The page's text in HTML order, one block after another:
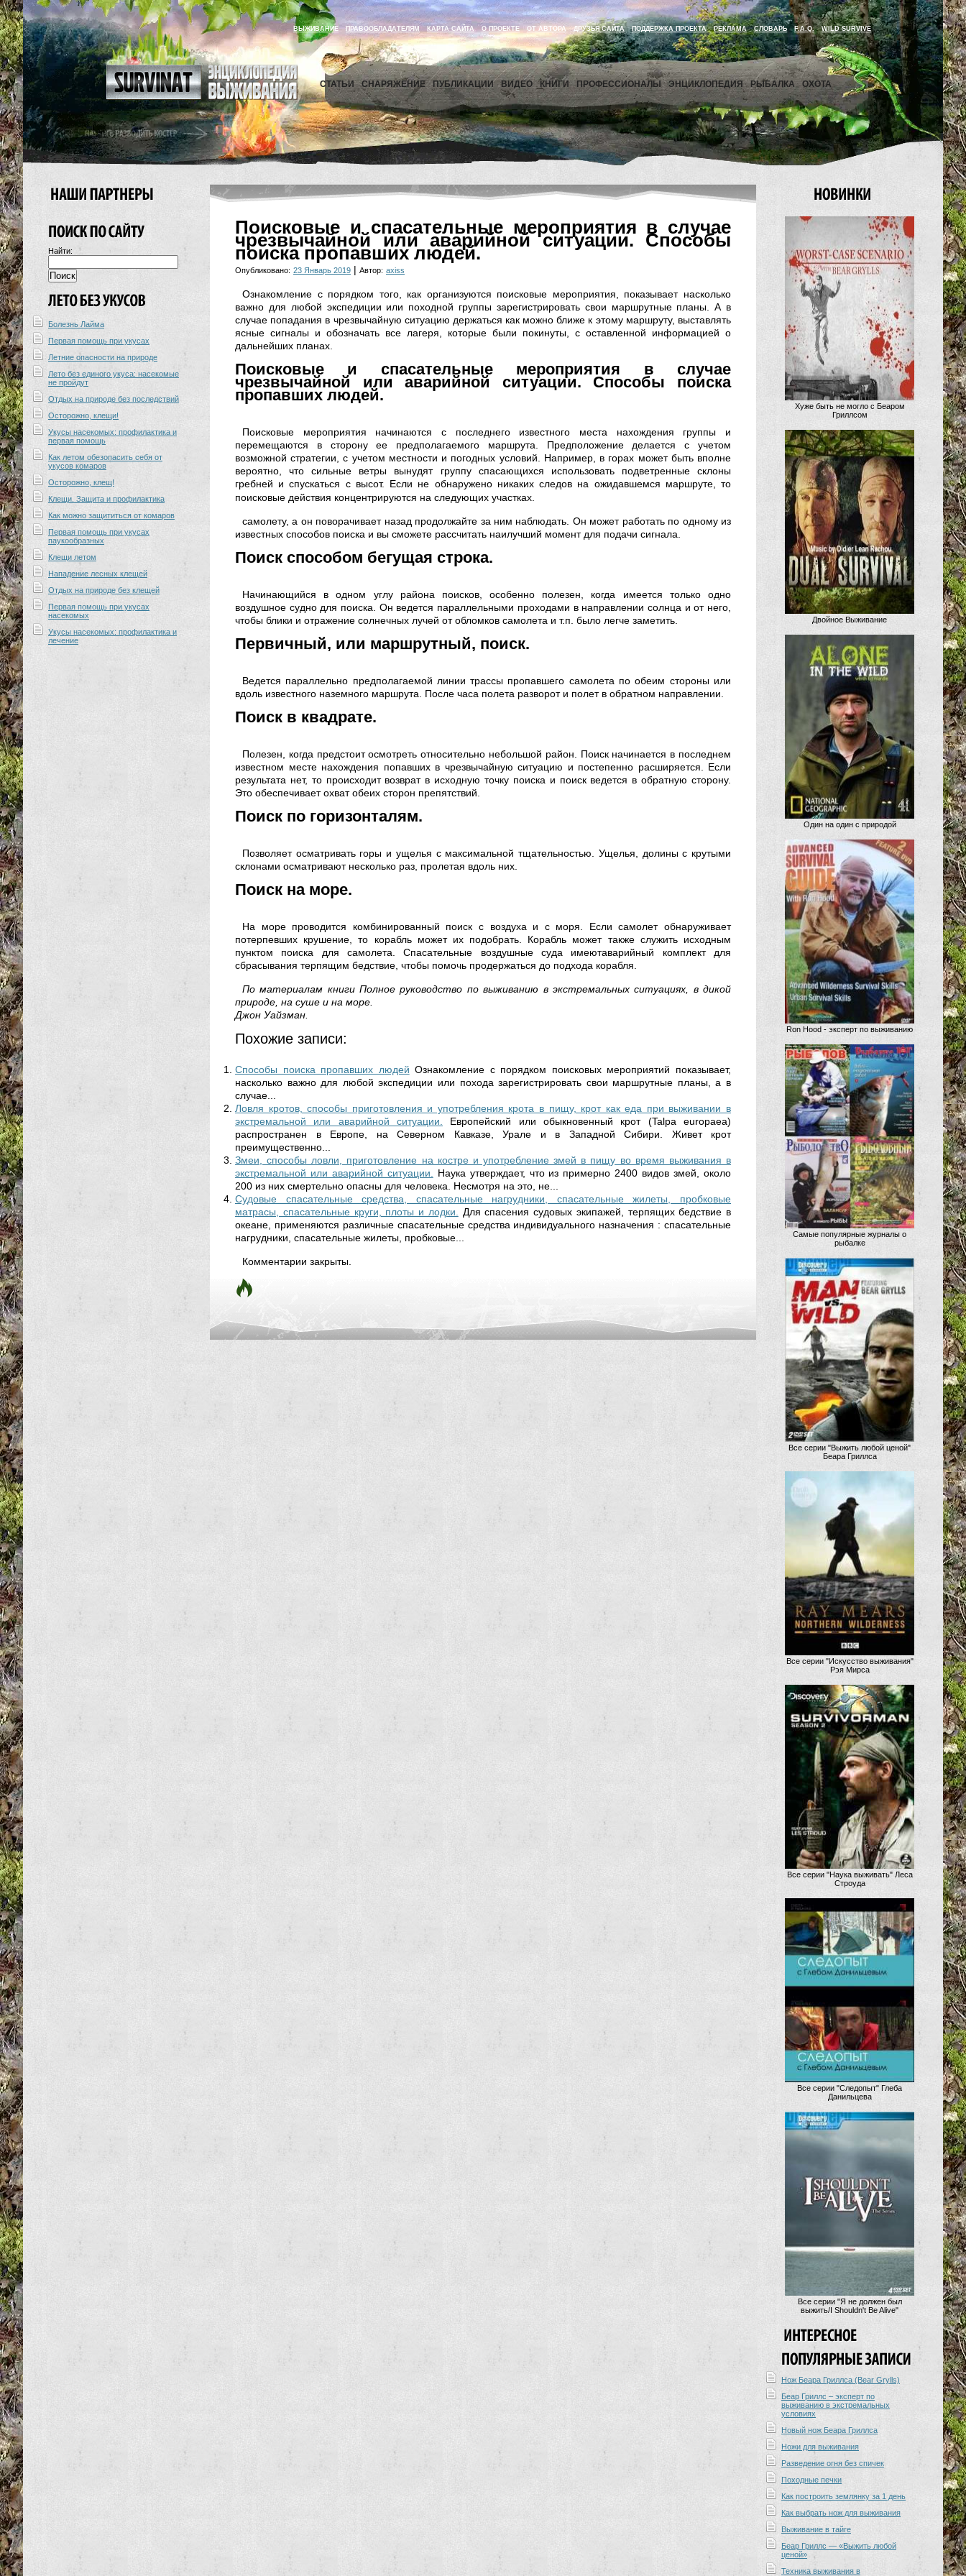
ВЫЖИВАНИЕ ПРАВООБЛАДАТЕЛЯМ КАРТА САЙТА О ПРОЕКТЕ ОТ АВТОРА ДРУЗЬЯ САЙТА ПОДДЕРЖКА ПРОЕКТА РЕКЛАМА СЛОВАРЬ F.A.Q. WILD SURVIVE
СТАТЬИ СНАРЯЖЕНИЕ ПУБЛИКАЦИИ ВИДЕО КНИГИ ПРОФЕССИОНАЛЫ ЭНЦИКЛОПЕДИЯ РЫБАЛКА ОХОТА
Найти:
Болезнь Лайма
Первая помощь при укусах
Летние опасности на природе
Лето без единого укуса: насекомые
не пройдут
Отдых на природе без последствий
Осторожно, клещи!
Укусы насекомых: профилактика и
первая помощь
Как летом обезопасить себя от
укусов комаров
Осторожно, клещ!
Клещи. Защита и профилактика
Как можно защититься от комаров
Первая помощь при укусах
паукообразных
Клещи летом
Нападение лесных клещей
Отдых на природе без клещей
Первая помощь при укусах
насекомых
Укусы насекомых: профилактика и
лечение
Поисковые и спасательные мероприятия в случае
чрезвычайной или аварийной ситуации. Способы
поиска пропавших людей.
Опубликовано: 23 Январь 2019 | Автор: axiss
Ознакомление с порядком того, как организуются поисковые мероприятия, показывает насколько
важно для любой экспедиции или походной группы зарегистрировать свои маршрутные планы. А в
случае попадания в чрезвычайную ситуацию держаться как можно ближе к этому маршруту, выставлять
ясные сигналы и обозначать все лагеря, которые были покинуты, с оставленной информацией о
дальнейших планах.
Поисковые и спасательные мероприятия в случае
чрезвычайной или аварийной ситуации. Способы поиска
пропавших людей.
Поисковые мероприятия начинаются с последнего известного места нахождения группы и
перемещаются в сторону ее предполагаемого маршрута. Предположение делается с учетом
возможной стратегии, с учетом местности и погодных условий. Например, в горах может быть вполне
вероятно, что сильные ветры вынудят группу спасающихся использовать подветренные склоны
гребней и спускаться с высот. Если не обнаружено никаких следов на ожидавшемся маршруте, то
поисковые действия концентрируются на следующих участках.
самолету, а он поворачивает назад продолжайте за ним наблюдать. Он может работать по одному из
известных способов поиска и вы сможете рассчитать наилучший момент для подачи сигнала.
Поиск способом бегущая строка.
Начинающийся в одном углу района поисков, особенно полезен, когда имеется только одно
воздушное судно для поиска. Он ведется параллельными проходами в направлении солнца и от него,
чтобы блики и отражение солнечных лучей от обломков самолета и т.п. было легче заметить.
Первичный, или маршрутный, поиск.
Ведется параллельно предполагаемой линии трассы пропавшего самолета по обеим стороны или
вдоль известного наземного маршрута. После часа полета разворот и полет в обратном направлении.
Поиск в квадрате.
Полезен, когда предстоит осмотреть относительно небольшой район. Поиск начинается в последнем
известном месте нахождения попавших в чрезвычайную ситуацию и постепенно расширяется. Если
результата нет, то происходит возврат в исходную точку поиска и поиск ведется в обратную сторону.
Это обеспечивает охват обеих сторон препятствий.
Поиск по горизонталям.
Позволяет осматривать горы и ущелья с максимальной тщательностью. Ущелья, долины с крутыми
склонами осматривают несколько раз, пролетая вдоль них.
Поиск на море.
На море проводится комбинированный поиск с воздуха и с моря. Если самолет обнаруживает
потерпевших крушение, то корабль может их подобрать. Корабль может также служить исходным
пунктом поиска для самолета. Спасательные воздушные суда имеютаварийный комплект для
сбрасывания терпящим бедствие, чтобы помочь продержаться до подхода корабля.
По материалам книги Полное руководство по выживанию в экстремальных ситуациях, в дикой
природе, на суше и на море.
Джон Уайзман.
Похожие записи:
Способы поиска пропавших людей Ознакомление с порядком поисковых мероприятий показывает,
насколько важно для любой экспедиции или похода зарегистрировать свои маршрутные планы, а в
случае...
Ловля кротов, способы приготовления и употребления крота в пищу, крот как еда при выживании в
экстремальной или аварийной ситуации.
Европейский или обыкновенный крот (Talpa europaea)
распространен в Европе, на Северном Кавказе, Урале и в Западной Сибири. Живет крот
преимущественно...
Змеи, способы ловли, приготовление на костре и употребление змей в пищу во время выживания в
экстремальной или аварийной ситуации.
Наука утверждает, что из примерно 2400 видов змей, около
200 из них смертельно опасны для человека. Несмотря на это, не...
Судовые спасательные средства, спасательные нагрудники, спасательные жилеты, пробковые
матрасы, спасательные круги, плоты и лодки.
Для спасения судовых экипажей, терпящих бедствие в
океане, применяются различные спасательные средства индивидуального назначения : спасательные
нагрудники, спасательные жилеты, пробковые...
Комментарии закрыты.
Хуже быть не могло с Беаром
Гриллсом
Двойное Выживание
Один на один с природой
Ron Hood - эксперт по выживанию
Самые популярные журналы о
рыбалке
Все серии "Выжить любой ценой"
Беара Гриллса
Все серии "Искусство выживания"
Рэя Мирса
Все серии "Наука выживать" Леса
Строуда
Все серии "Следопыт" Глеба
Данильцева
Все серии "Я не должен был
выжить/I Shouldn't Be Alive"
Нож Беара Гриллса (Bear Grylls)
Беар Гриллс – эксперт по
выживанию в экстремальных
условиях
Новый нож Беара Гриллса
Ножи для выживания
Разведение огня без спичек
Походные печки
Как построить землянку за 1 день
Как выбрать нож для выживания
Выживание в тайге
Беар Гриллс — «Выжить любой
ценой»
Техника выживания в